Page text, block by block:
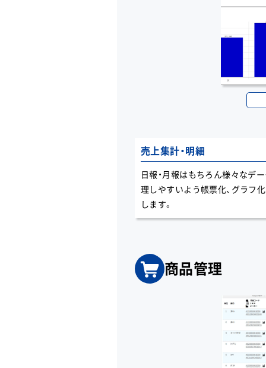
売上集計・明細
日報・月報はもちろん様々なデ
理しやすいよう帳票化、グラフ
します。
商品管理